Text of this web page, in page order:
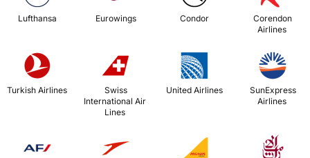
Lufthansa Eurowings Condor
Corendon
Airlines
Turkish Airlines
International Air
Lines
United Airlines
Airlines